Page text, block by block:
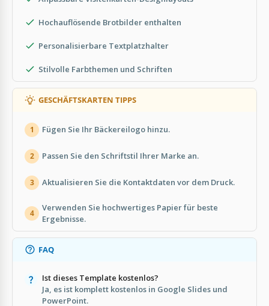
Hochauflösende Brotbilder enthalten
Personalisierbare Textplatzhalter
Stilvolle Farbthemen und Schriften
GESCHÄFTSKARTEN TIPPS
1 Fügen Sie Ihr Bäckereilogo hinzu.
2 Passen Sie den Schriftstil Ihrer Marke an.
3 Aktualisieren Sie die Kontaktdaten vor dem Druck.
4
Verwenden Sie hochwertiges Papier für beste
Ergebnisse.
FAQ
Ist dieses Template kostenlos?
Ja, es ist komplett kostenlos in Google Slides und
PowerPoint.